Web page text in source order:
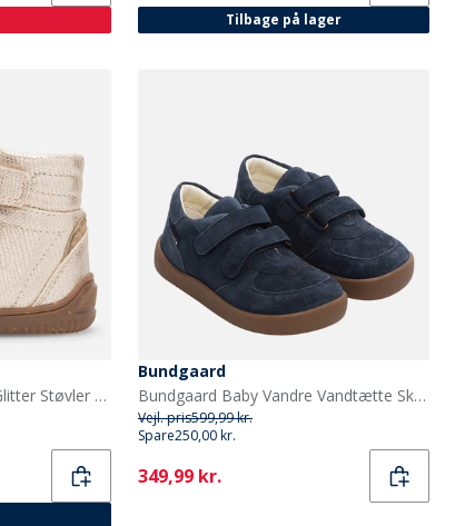
Tilbage på lager
Woden Børne Tristan II Glitter Støvler 045 Gold
Bundgaard
Bundgaard Baby Vandre Vandtætte Sko Navy
Vejl. pris599,99 kr.
Spare250,00 kr.
Current
349,99 kr.